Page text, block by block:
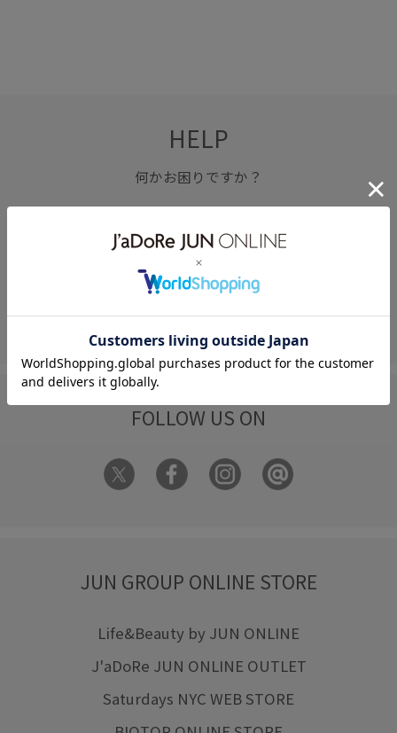
HELP
何かお困りですか？
FAQ
お問い合わせ
フォーム
FOLLOW US ON
JUN GROUP ONLINE STORE
Life&Beauty by JUN ONLINE
J'aDoRe JUN ONLINE OUTLET
Saturdays NYC WEB STORE